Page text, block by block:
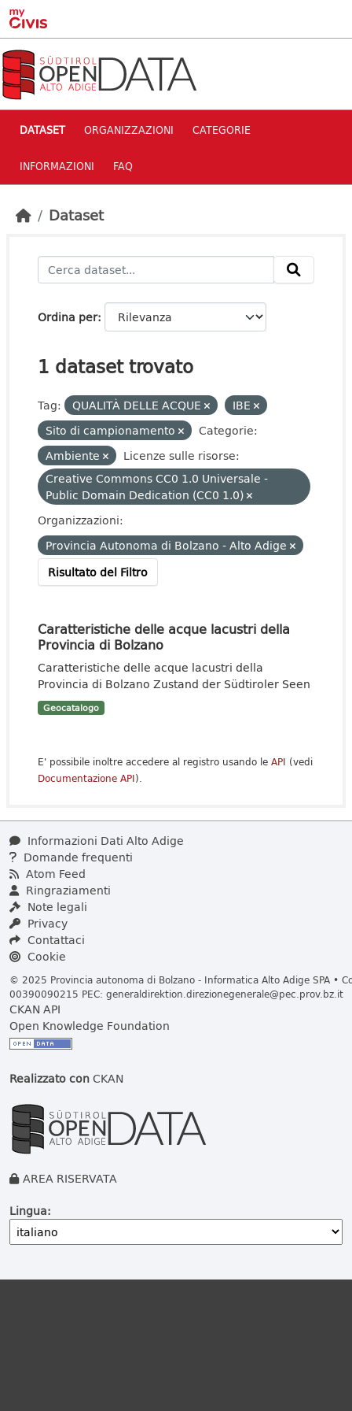
Skip to main content
DATASET ORGANIZZAZIONI CATEGORIE
INFORMAZIONI FAQ
Dataset
Ordina per
1 dataset trovato
Tag: QUALITÀ DELLE ACQUE
IBE
Sito di campionamento
Categorie:
Ambiente
Licenze sulle risorse:
Creative Commons CC0 1.0 Universale -
Public Domain Dedication (CC0 1.0)
Organizzazioni:
Provincia Autonoma di Bolzano - Alto Adige
Risultato del Filtro
Caratteristiche delle acque lacustri della
Provincia di Bolzano
Caratteristiche delle acque lacustri della
Provincia di Bolzano Zustand der Südtiroler Seen
Geocatalogo
E' possibile inoltre accedere al registro usando le API (vedi
Documentazione API).
Informazioni Dati Alto Adige
Domande frequenti
Atom Feed
Ringraziamenti
Note legali
Privacy
Contattaci
Cookie
© 2025 Provincia autonoma di Bolzano - Informatica Alto Adige SPA •
00390090215 PEC: generaldirektion.direzionegenerale@pec.prov.bz.it
CKAN API
Open Knowledge Foundation
Realizzato conCKAN
AREA RISERVATA
Lingua